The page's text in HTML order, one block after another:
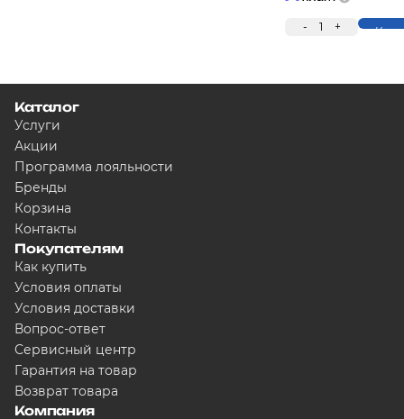
- 1 +
Каталог
Услуги
Акции
Программа лояльности
Бренды
Корзина
Контакты
Покупателям
Как купить
Условия оплаты
Условия доставки
Вопрос-ответ
Сервисный центр
Гарантия на товар
Возврат товара
Компания